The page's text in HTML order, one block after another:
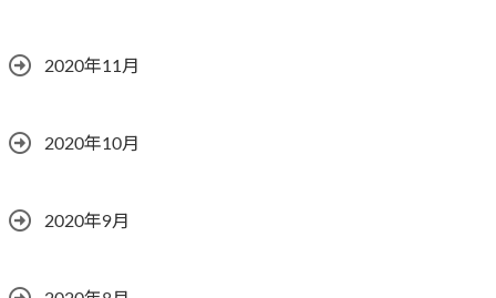
2020年11月
2020年10月
2020年9月